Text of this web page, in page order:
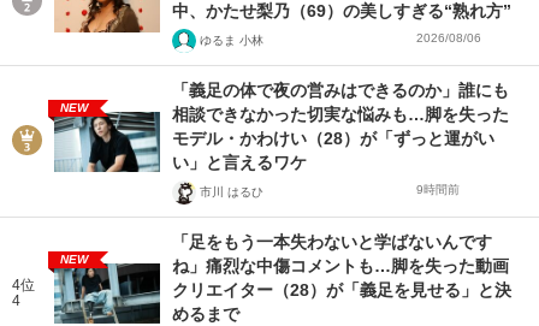
中、かたせ梨乃（69）の美しすぎる“熟れ方”
ゆるま 小林 2026/08/06
NEW
「義足の体で夜の営みはできるのか」誰にも
相談できなかった切実な悩みも…脚を失った
モデル・かわけい（28）が「ずっと運がい
い」と言えるワケ
市川 はるひ 9時間前
4位
4
NEW
「足をもう一本失わないと学ばないんです
ね」痛烈な中傷コメントも…脚を失った動画
クリエイター（28）が「義足を見せる」と決
めるまで